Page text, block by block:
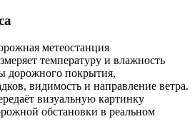
метеостанция
температуру и влажность
дорожного покрытия,
видимость и направление ветра.
визуальную картинку
обстановки в реальном